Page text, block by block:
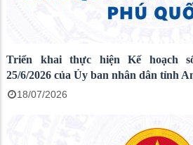
Triển khai thực hiện Kế hoạch
25/6/2026 của Ủy ban nhân dân tỉnh
18/07/2026